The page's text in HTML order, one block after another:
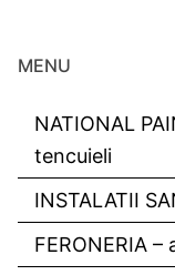
MENU
NATIONAL
tencuieli
INSTALATII
FERONERIA